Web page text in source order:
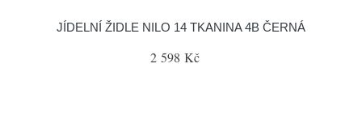
JÍDELNÍ ŽIDLE NILO 14 TKANINA 4B ČERNÁ
2 598 Kč